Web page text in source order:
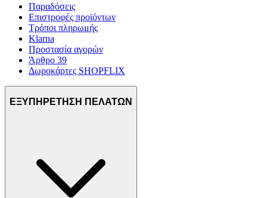
Παραδόσεις
Επιστροφές προϊόντων
Τρόποι πληρωμής
Klarna
Προστασία αγορών
Άρθρο 39
Δωροκάρτες SHOPFLIX
ΕΞΥΠΗΡΕΤΗΣΗ ΠΕΛΑΤΩΝ